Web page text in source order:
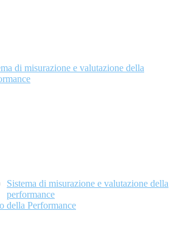
di misurazione e valutazione della
Sistema di misurazione e valutazione della
performance
della Performance